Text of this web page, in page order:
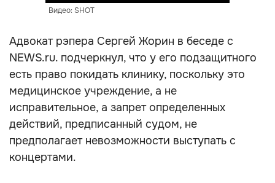
Видео: SHOT
Адвокат рэпера Сергей Жорин в беседе с
NEWS.ru. подчеркнул, что у его подзащитного
есть право покидать клинику, поскольку это
медицинское учреждение, а не
исправительное, а запрет определенных
действий, предписанный судом, не
предполагает невозможности выступать с
концертами.